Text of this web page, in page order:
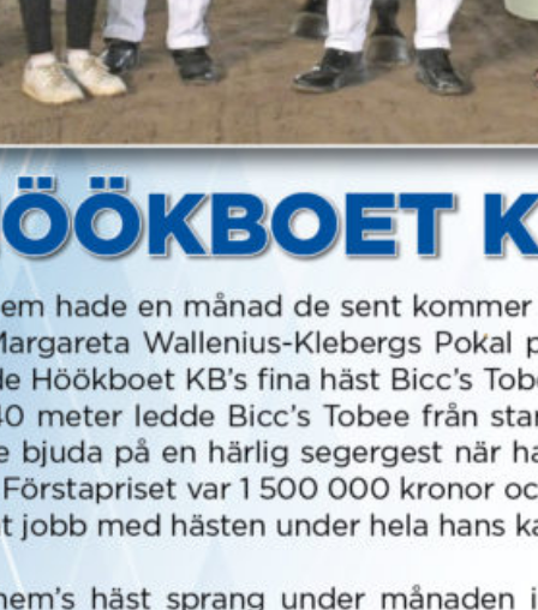
Supertorsdag
Ponnytravtävlingar
Ridsport
Om travskolan
Samarbetspartners
Licenskurser
Kursutbud och Aktiviteter
Ungdoms­stipendium
Ledningsgrupp
Kontakt
Styrelsen
Åby Trav­sällskap
Intresseföreningar
Press